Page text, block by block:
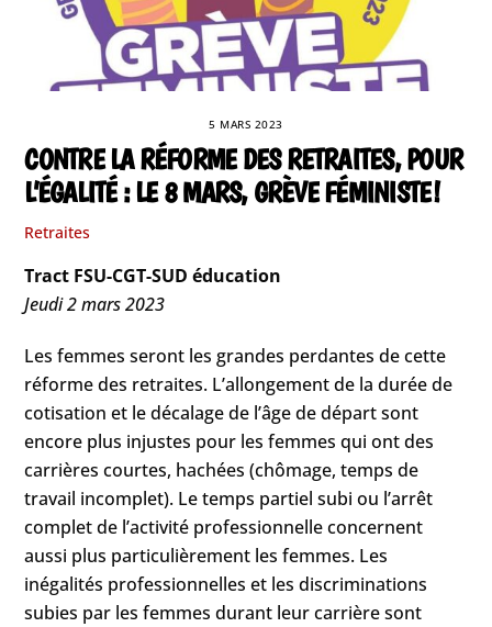
5 MARS 2023
CONTRE LA RÉFORME DES RETRAITES, POUR
L’ÉGALITÉ : LE 8 MARS, GRÈVE FÉMINISTE !
Retraites
Tract FSU-CGT-SUD éducation
Jeudi 2 mars 2023
Les femmes seront les grandes perdantes de cette
réforme des retraites. L’allongement de la durée de
cotisation et le décalage de l’âge de départ sont
encore plus injustes pour les femmes qui ont des
carrières courtes, hachées (chômage, temps de
travail incomplet). Le temps partiel subi ou l’arrêt
complet de l’activité professionnelle concernent
aussi plus particulièrement les femmes. Les
inégalités professionnelles et les discriminations
subies par les femmes durant leur carrière sont